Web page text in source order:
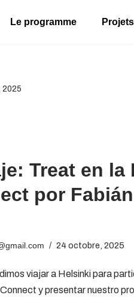
Le programme
2025
Treat en la
por Fabián
24 octobre, 2025
viajar a Helsinki para
y presentar nuestro